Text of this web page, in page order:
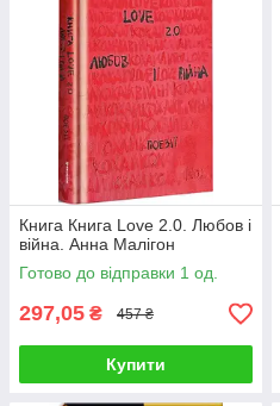
Книга Книга Love 2.0. Любов і
війна. Анна Малігон
Готово до відправки 1 од.
297,05 ₴ 457 ₴
Купити